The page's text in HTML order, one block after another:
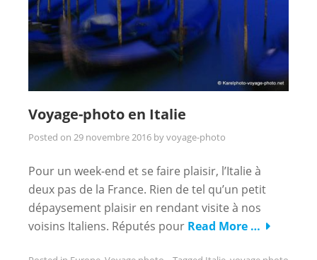
Voyage-photo en Italie
Posted on 29 novembre 2016 byvoyage-photo
Pour un week-end et se faire plaisir, l’Italie à
deux pas de la France. Rien de tel qu’un petit
dépaysement plaisir en rendant visite à nos
voisins Italiens. Réputés pour Read More …